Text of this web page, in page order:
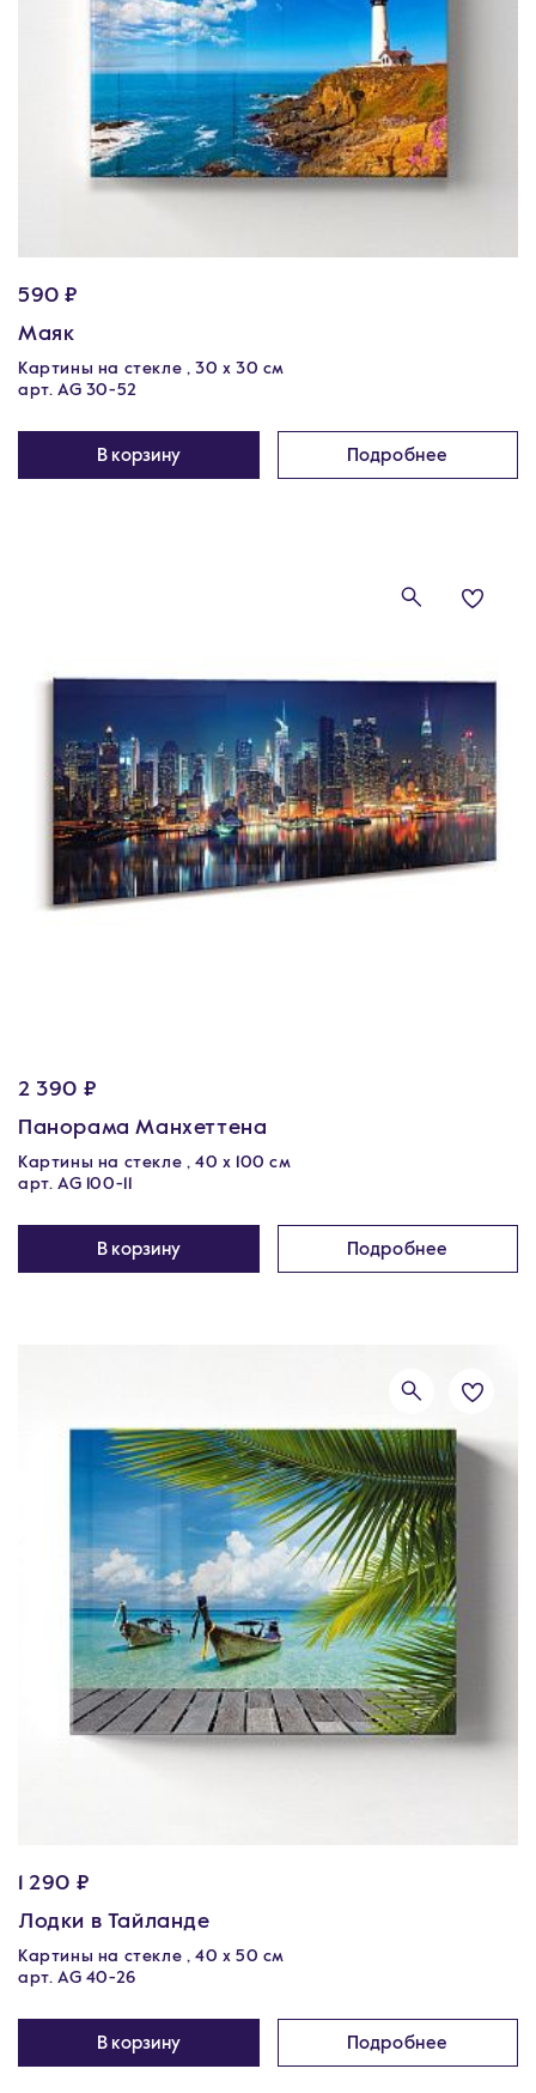
590 ₽
Маяк
Картины на стекле , 30 x 30 см
арт. AG 30-52
В корзину Подробнее
2 390 ₽
Панорама Манхеттена
Картины на стекле , 40 x 100 см
арт. AG 100-11
В корзину Подробнее
1 290 ₽
Лодки в Тайланде
Картины на стекле , 40 х 50 см
арт. AG 40-26
В корзину Подробнее